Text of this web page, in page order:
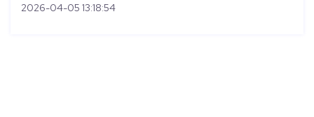
2026-04-05 13:18:54